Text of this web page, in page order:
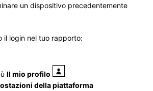
un dispositivo precedentemente
il login nel tuo rapporto:
Il mio profilo
della piattaforma